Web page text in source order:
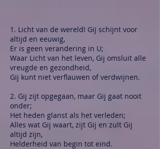
1. Licht van de wereld! Gij schijnt voor
altijd en eeuwig,
Er is geen verandering in U;
Waar Licht van het leven, Gij omsluit alle
vreugde en gezondheid,
Gij kunt niet verflauwen of verdwijnen.
2. Gij zijt opgegaan, maar Gij gaat nooit
onder;
Het heden glanst als het verleden;
Alles wat Gij waart, zijt Gij en zult Gij
altijd zijn,
Helderheid van begin tot eind.